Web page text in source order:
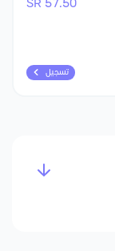
57.50 SR
تسجيل